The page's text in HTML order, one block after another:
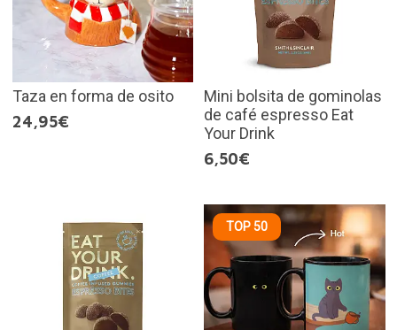
Taza en forma de osito
24,95€
Mini bolsita de gominolas
de café espresso Eat
Your Drink
6,50€
TOP 50